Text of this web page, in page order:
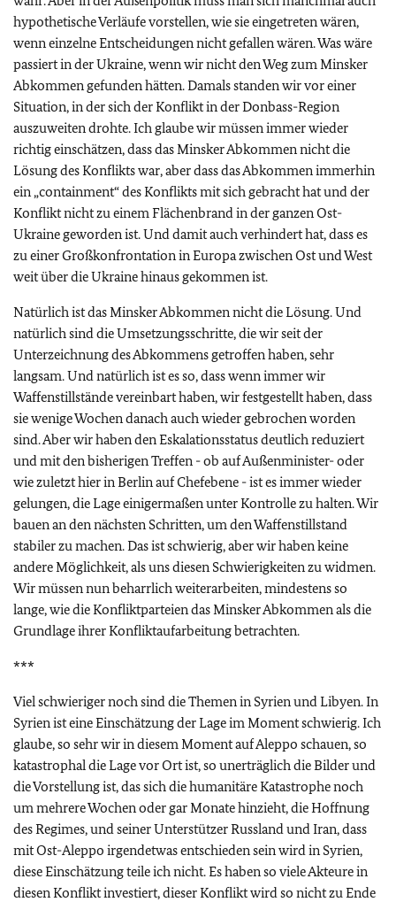
hypothetische Verläufe vorstellen, wie sie eingetreten wären,
wenn einzelne Entscheidungen nicht gefallen wären. Was wäre
passiert in der Ukraine, wenn wir nicht den Weg zum Minsker
Abkommen gefunden hätten. Damals standen wir vor einer
Situation, in der sich der Konflikt in der Donbass-Region
auszuweiten drohte. Ich glaube wir müssen immer wieder
richtig einschätzen, dass das Minsker Abkommen nicht die
Lösung des Konflikts war, aber dass das Abkommen immerhin
ein „containment“ des Konflikts mit sich gebracht hat und der
Konflikt nicht zu einem Flächenbrand in der ganzen Ost-
Ukraine geworden ist. Und damit auch verhindert hat, dass es
zu einer Großkonfrontation in Europa zwischen Ost und West
weit über die Ukraine hinaus gekommen ist.
Natürlich ist das Minsker Abkommen nicht die Lösung. Und
natürlich sind die Umsetzungsschritte, die wir seit der
Unterzeichnung des Abkommens getroffen haben, sehr
langsam. Und natürlich ist es so, dass wenn immer wir
Waffenstillstände vereinbart haben, wir festgestellt haben, dass
sie wenige Wochen danach auch wieder gebrochen worden
sind. Aber wir haben den Eskalationsstatus deutlich reduziert
und mit den bisherigen Treffen - ob auf Außenminister- oder
wie zuletzt hier in Berlin auf Chefebene - ist es immer wieder
gelungen, die Lage einigermaßen unter Kontrolle zu halten. Wir
bauen an den nächsten Schritten, um den Waffenstillstand
stabiler zu machen. Das ist schwierig, aber wir haben keine
andere Möglichkeit, als uns diesen Schwierigkeiten zu widmen.
Wir müssen nun beharrlich weiterarbeiten, mindestens so
lange, wie die Konfliktparteien das Minsker Abkommen als die
Grundlage ihrer Konfliktaufarbeitung betrachten.
***
Viel schwieriger noch sind die Themen in Syrien und Libyen. In
Syrien ist eine Einschätzung der Lage im Moment schwierig. Ich
glaube, so sehr wir in diesem Moment auf Aleppo schauen, so
katastrophal die Lage vor Ort ist, so unerträglich die Bilder und
die Vorstellung ist, das sich die humanitäre Katastrophe noch
um mehrere Wochen oder gar Monate hinzieht, die Hoffnung
des Regimes, und seiner Unterstützer Russland und Iran, dass
mit Ost-Aleppo irgendetwas entschieden sein wird in Syrien,
diese Einschätzung teile ich nicht. Es haben so viele Akteure in
diesen Konflikt investiert, dieser Konflikt wird so nicht zu Ende